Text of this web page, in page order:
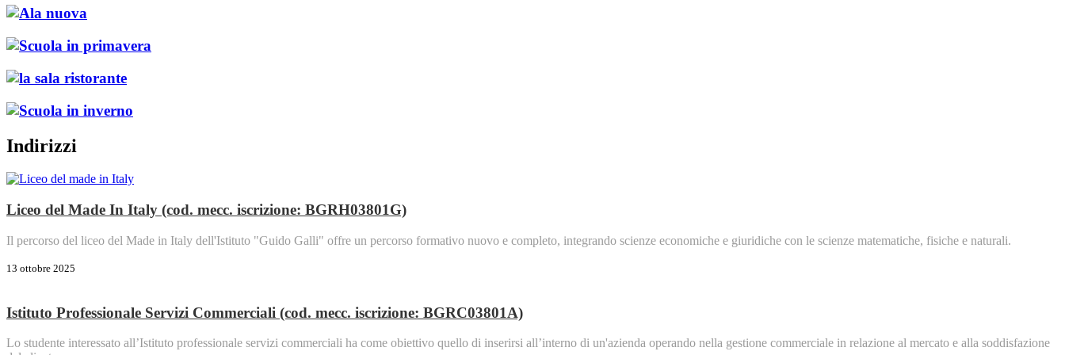
Indirizzi
Liceo del Made In Italy (cod. mecc. iscrizione: BGRH03801G)
Il percorso del liceo del Made in Italy dell'Istituto "Guido Galli" offre un percorso formativo nuovo e completo, integrando scienze economiche e giuridiche con le scienze matematiche, fisiche e naturali.
13 ottobre 2025
Istituto Professionale Servizi Commerciali (cod. mecc. iscrizione: BGRC03801A)
Lo studente interessato all’Istituto professionale servizi commerciali ha come obiettivo quello di inserirsi all’interno di un'azienda operando nella gestione commerciale in relazione al mercato e alla soddisfazione